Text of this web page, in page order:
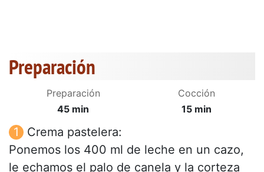
Preparación
Preparación
45 min
Cocción
15 min
Crema pastelera:
Ponemos los 400 ml de leche en un cazo,
le echamos el palo de canela y la corteza